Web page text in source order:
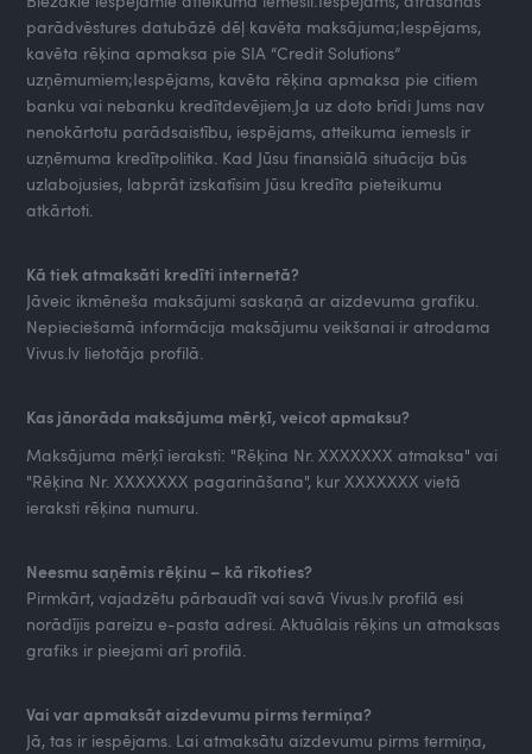
parādvēstures datubāzē dēļ kavēta maksājuma;Iespējams,
kavēta rēķina apmaksa pie SIA “Credit Solutions”
uzņēmumiem;Iespējams, kavēta rēķina apmaksa pie citiem
banku vai nebanku kredītdevējiem.Ja uz doto brīdi Jums nav
nenokārtotu parādsaistību, iespējams, atteikuma iemesls ir
uzņēmuma kredītpolitika. Kad Jūsu finansiālā situācija būs
uzlabojusies, labprāt izskatīsim Jūsu kredīta pieteikumu
atkārtoti.
Kā tiek atmaksāti kredīti internetā?
Jāveic ikmēneša maksājumi saskaņā ar aizdevuma grafiku.
Nepieciešamā informācija maksājumu veikšanai ir atrodama
Vivus.lv lietotāja profilā.
Kas jānorāda maksājuma mērķī, veicot apmaksu?
Maksājuma mērķī ieraksti: "Rēķina Nr. XXXXXXX atmaksa" vai
"Rēķina Nr. XXXXXXX pagarināšana", kur XXXXXXX vietā
ieraksti rēķina numuru.
Neesmu saņēmis rēķinu – kā rīkoties?
Pirmkārt, vajadzētu pārbaudīt vai savā Vivus.lv profilā esi
norādījis pareizu e-pasta adresi. Aktuālais rēķins un atmaksas
grafiks ir pieejami arī profilā.
Vai var apmaksāt aizdevumu pirms termiņa?
Jā, tas ir iespējams. Lai atmaksātu aizdevumu pirms termiņa,